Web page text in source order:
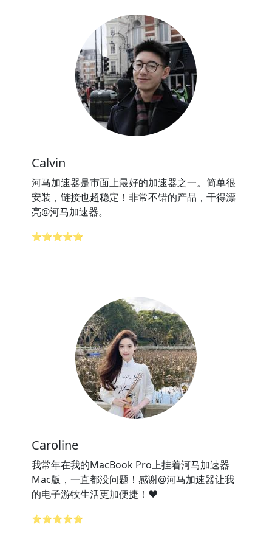
Calvin
河马加速器是市面上最好的加速器之一。简单很
安装，链接也超稳定！非常不错的产品，干得漂
亮@河马加速器。
⭐⭐⭐⭐⭐
Caroline
我常年在我的MacBook Pro上挂着河马加速器
Mac版，一直都没问题！感谢@河马加速器让我
的电子游牧生活更加便捷！❤️
⭐⭐⭐⭐⭐